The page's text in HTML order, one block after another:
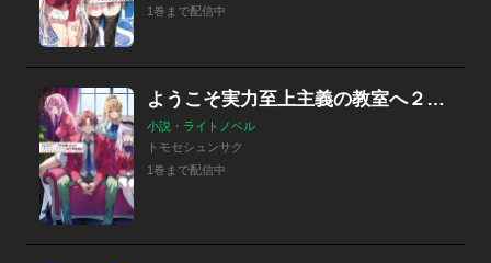
1巻まで配信中
ようこそ実力至上主義の教室へ２年生編start トモセシュンサク Art Works
小説・ライトノベル
トモセシュンサク
1巻まで配信中